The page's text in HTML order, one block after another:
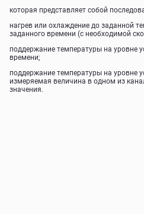
которая представляет собой
нагрев или охлаждение до заданной
заданного времени (с необходимой
поддержание температуры на уровне
времени;
поддержание температуры на уровне
измеряемая величина в одном из
значения.